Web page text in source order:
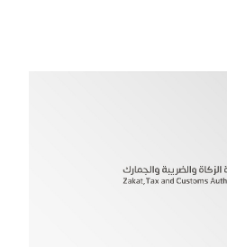
ضريبة القيمة المضافة